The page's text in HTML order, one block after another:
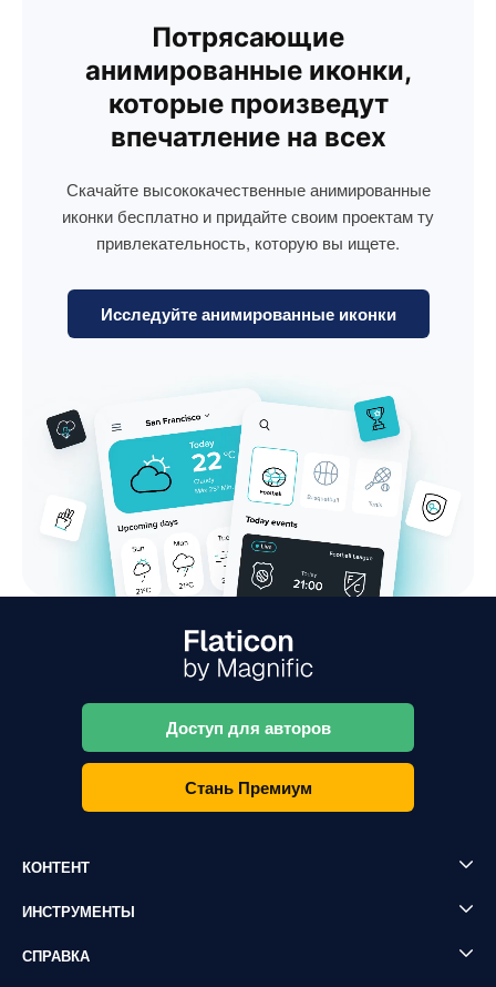
Потрясающие
анимированные иконки,
которые произведут
впечатление на всех
Скачайте высококачественные анимированные
иконки бесплатно и придайте своим проектам ту
привлекательность, которую вы ищете.
Исследуйте анимированные иконки
Доступ для авторов
Стань Премиум
КОНТЕНТ
ИНСТРУМЕНТЫ
СПРАВКА